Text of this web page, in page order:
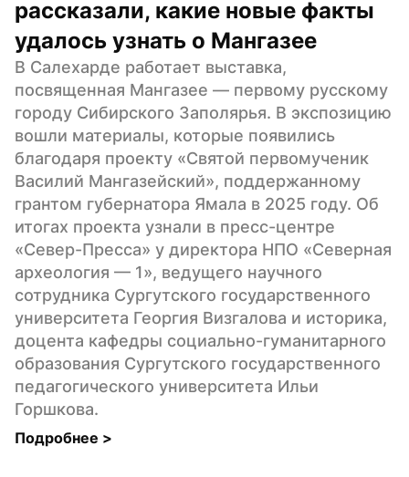
рассказали, какие новые факты
удалось узнать о Мангазее
В Салехарде работает выставка,
посвященная Мангазее — первому русскому
городу Сибирского Заполярья. В экспозицию
вошли материалы, которые появились
благодаря проекту «Святой первомученик
Василий Мангазейский», поддержанному
грантом губернатора Ямала в 2025 году. Об
итогах проекта узнали в пресс-центре
«Север-Пресса» у директора НПО «Северная
археология — 1», ведущего научного
сотрудника Сургутского государственного
университета Георгия Визгалова и историка,
доцента кафедры социально-гуманитарного
образования Сургутского государственного
педагогического университета Ильи
Горшкова.
Подробнее >